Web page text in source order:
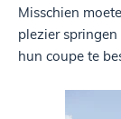
Misschien
plezier
hun coupe te